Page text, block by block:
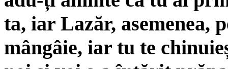
ta, iar Lazăr, asemenea,
mângâie, iar tu te